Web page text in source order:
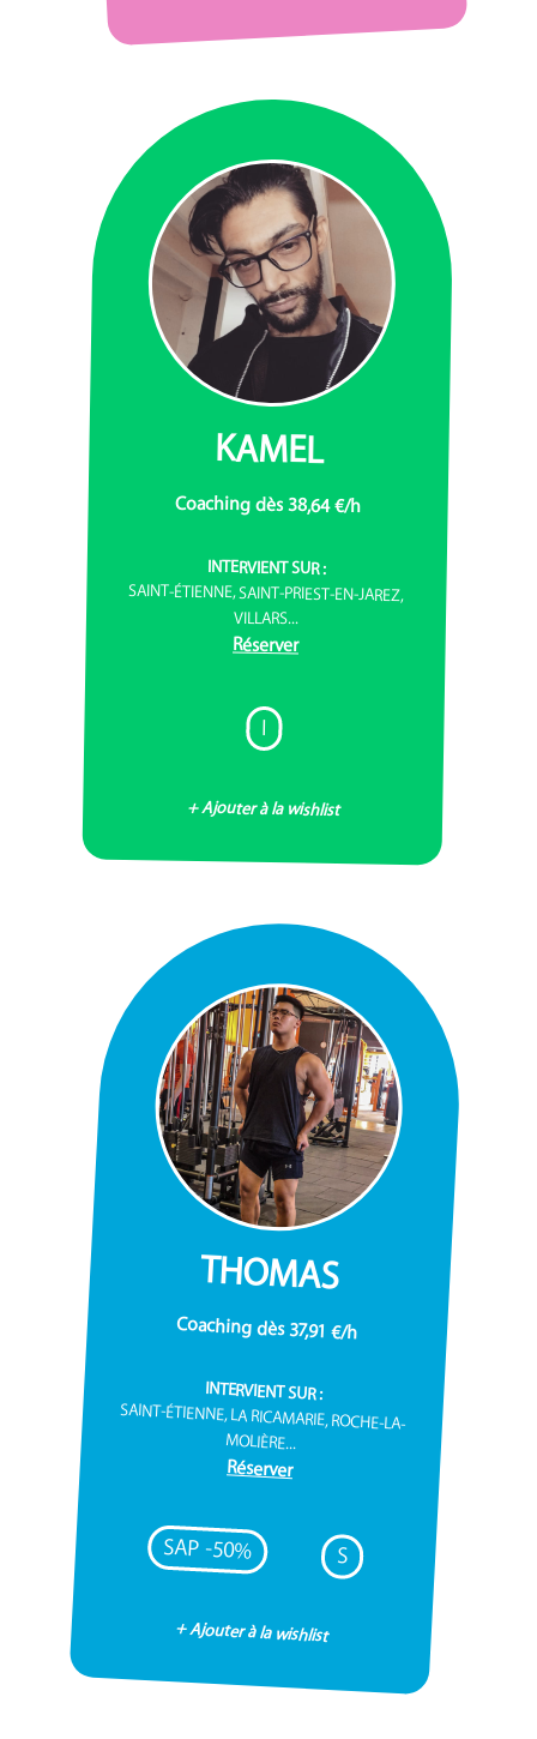
KAMEL
Coaching dès 38,64 €/h
INTERVIENT SUR :
SAINT-ÉTIENNE, SAINT-PRIEST-EN-JAREZ,
VILLARS...
Réserver
I
+ Ajouter à la wishlist
THOMAS
Coaching dès 37,91 €/h
INTERVIENT SUR :
SAINT-ÉTIENNE, LA RICAMARIE, ROCHE-LA-
MOLIÈRE...
Réserver
SAP -50% S
+ Ajouter à la wishlist